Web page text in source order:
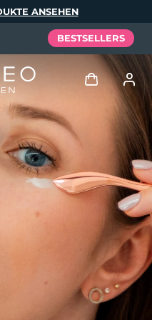
ANSEHEN
BESTSELLERS
Anmelden
Benutzerkonto
Meine Geräte
Meine Bestellungen
Meine Adressen
Meine Abonnements
Español
Português